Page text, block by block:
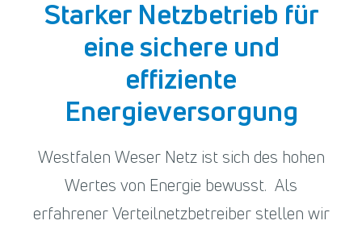
Starker Netzbetrieb für
eine sichere und
effiziente
Energieversorgung
Westfalen Weser Netz ist sich des hohen
Wertes von Energie bewusst. Als
erfahrener Verteilnetzbetreiber stellen wir